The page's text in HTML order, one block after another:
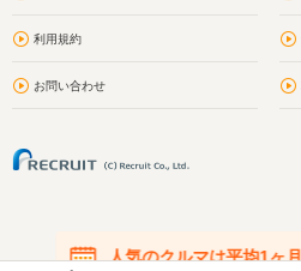
利用規約
お問い合わせ
人気のクルマは平均1ヶ